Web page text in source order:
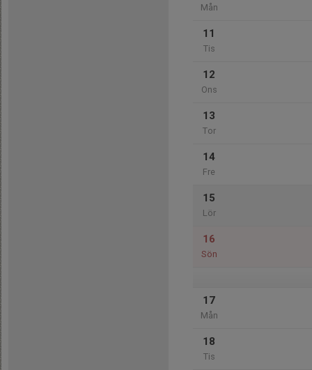
Mån
11
Tis
12
Ons
13
Tor
14
Fre
15
Lör
16
Sön
17
Mån
18
Tis